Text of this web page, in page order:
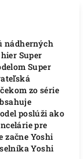
nádherných
Super
Super
zo série
poslúži ako
pre
začne Yoshi
Yoshi